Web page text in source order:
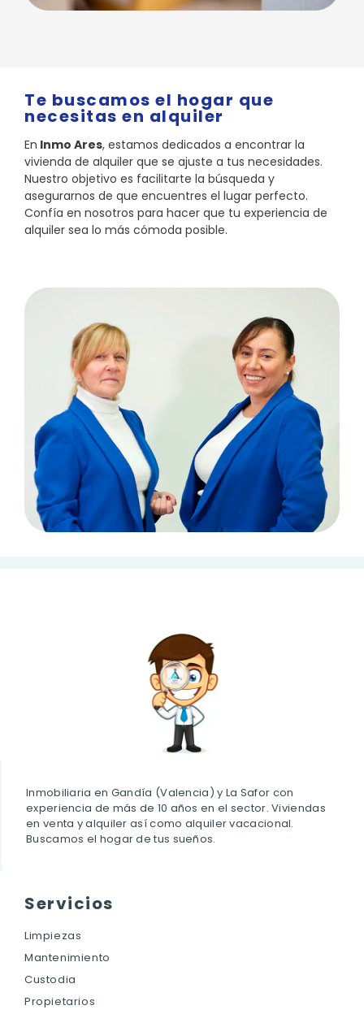
Te buscamos el hogar que
necesitas en alquiler
En Inmo Ares, estamos dedicados a encontrar la
vivienda de alquiler que se ajuste a tus necesidades.
Nuestro objetivo es facilitarte la búsqueda y
asegurarnos de que encuentres el lugar perfecto.
Confía en nosotros para hacer que tu experiencia de
alquiler sea lo más cómoda posible.
Inmobiliaria en Gandía (Valencia) y La Safor con
experiencia de más de 10 años en el sector. Viviendas
en venta y alquiler así como alquiler vacacional.
Buscamos el hogar de tus sueños.
Servicios
Limpiezas
Mantenimiento
Custodia
Propietarios